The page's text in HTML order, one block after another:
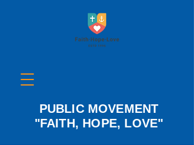
PUBLIC MOVEMENT
"FAITH, HOPE, LOVE"